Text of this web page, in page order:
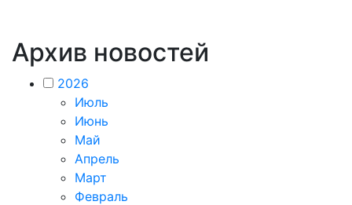
Архив новостей
2026
Июль
Июнь
Май
Апрель
Март
Февраль